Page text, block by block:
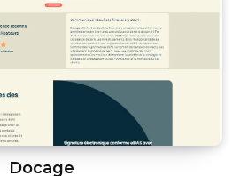
Docage